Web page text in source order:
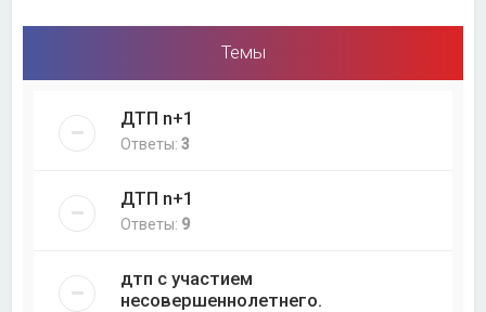
Темы
ДТП n+1
Ответы:3
ДТП n+1
Ответы: 9
дтп с участием
несовершеннолетнего.